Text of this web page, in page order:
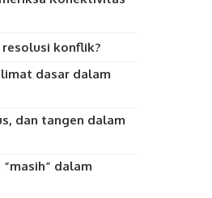
konflik?
dasar dalam
dan tangen dalam
dalam